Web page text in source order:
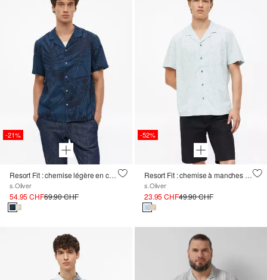
-21%
Resort Fit : chemise légère en coton et lin avec imprimé all-over
s.Oliver
54.95 CHF69.90 CHF
-52%
Resort Fit : chemise à manches courtes à motifs en mélange de viscose
s.Oliver
23.95 CHF49.90 CHF